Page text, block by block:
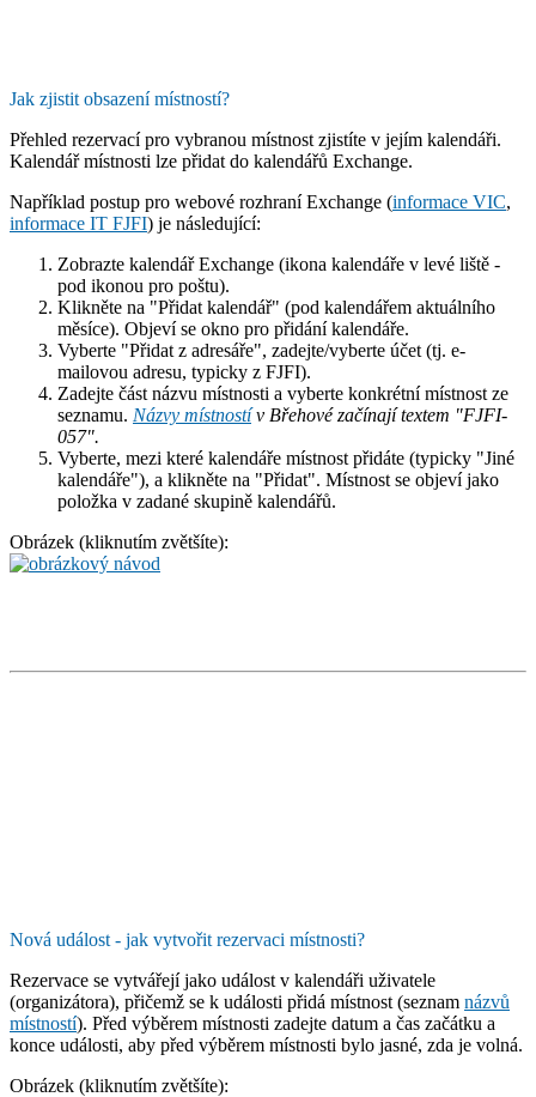
Jak zjistit obsazení místností?
Přehled rezervací pro vybranou místnost zjistíte v jejím kalendáři.
Kalendář místnosti lze přidat do kalendářů Exchange.
Například postup pro webové rozhraní Exchange (informace VIC,
informace IT FJFI) je následující:
Zobrazte kalendář Exchange (ikona kalendáře v levé liště -
pod ikonou pro poštu).
Klikněte na "Přidat kalendář" (pod kalendářem aktuálního
měsíce). Objeví se okno pro přidání kalendáře.
Vyberte "Přidat z adresáře", zadejte/vyberte účet (tj. e-
mailovou adresu, typicky z FJFI).
Zadejte část názvu místnosti a vyberte konkrétní místnost ze
seznamu. Názvy místnostív Břehové začínají textem "FJFI-
057".
Vyberte, mezi které kalendáře místnost přidáte (typicky "Jiné
kalendáře"), a klikněte na "Přidat". Místnost se objeví jako
položka v zadané skupině kalendářů.
Obrázek (kliknutím zvětšíte):
Nová událost - jak vytvořit rezervaci místnosti?
Rezervace se vytvářejí jako událost v kalendáři uživatele
(organizátora), přičemž se k události přidá místnost (seznam názvů
místností). Před výběrem místnosti zadejte datum a čas začátku a
konce události, aby před výběrem místnosti bylo jasné, zda je volná.
Obrázek (kliknutím zvětšíte):